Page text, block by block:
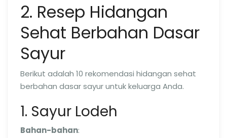
2. Resep Hidangan
Sehat Berbahan Dasar
Sayur
Berikut adalah 10 rekomendasi hidangan sehat
berbahan dasar sayur untuk keluarga Anda.
1. Sayur Lodeh
Bahan-bahan: